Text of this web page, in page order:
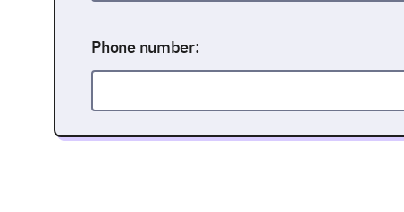
Phone number: